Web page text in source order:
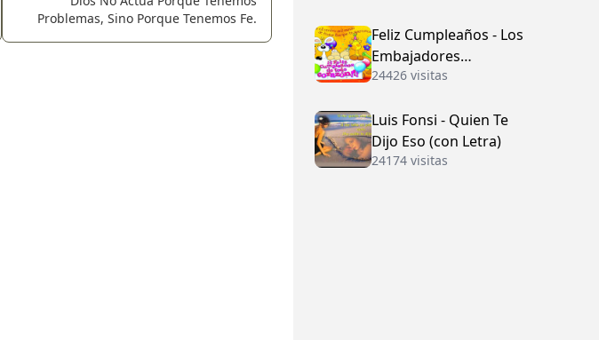
Problemas, Sino Porque Tenemos Fe.
Feliz Cumpleaños - Los
Embajadores
Vallenatos (con Letra)
24426 visitas
Luis Fonsi - Quien Te
Dijo Eso (con Letra)
24174 visitas